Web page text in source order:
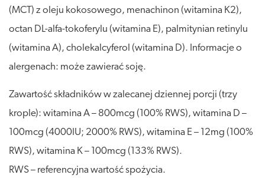
(MCT) z oleju kokosowego, menachinon (witamina K2),
octan DL-alfa-tokoferylu (witamina E), palmitynian retinylu
(witamina A), cholekalcyferol (witamina D). Informacje o
alergenach: może zawierać soję.
Zawartość składników w zalecanej dziennej porcji (trzy
krople): witamina A – 800mcg (100% RWS), witamina D –
100mcg (4000IU; 2000% RWS), witamina E – 12mg (100%
RWS), witamina K – 100mcg (133% RWS).
RWS – referencyjna wartość spożycia.